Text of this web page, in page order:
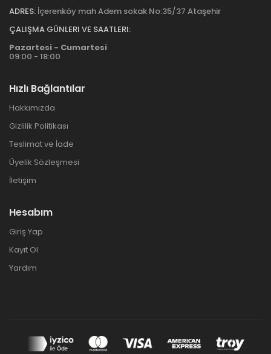
ADRES: İçerenköy mah Adem sokak No:35/37 Ataşehir
ÇALIŞMA GÜNLERI VE SAATLERI:
Pazartesi - Cumartesi
09:00 - 18:00
Hızlı Bağlantılar
Hakkımızda
Gizlilik Politikası
Teslimat ve İade
Üyelik Sözleşmesi
İletişim
Hesabım
Giriş Yap
Kayıt Ol
Yardım